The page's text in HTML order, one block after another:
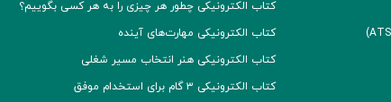
کتاب الکترونیکی چطور هر چیزی را به هر کسی بگوییم؟
کتاب الکترونیکی مهارت‌های آینده
کتاب الکترونیکی هنر انتخاب مسیر شغلی
کتاب الکترونیکی ۳ گام برای استخدام موفق